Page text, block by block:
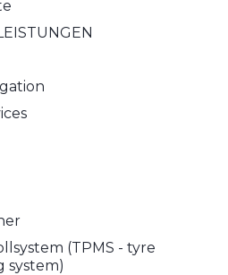
(TPMS - tyre
system)